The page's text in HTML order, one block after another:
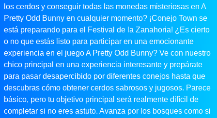
los cerdos y conseguir todas las monedas misteriosas en A
Pretty Odd Bunny en cualquier momento? ¡Conejo Town se
está preparando para el Festival de la Zanahoria! ¿Es cierto
o no que estás listo para participar en una emocionante
experiencia en el juego A Pretty Odd Bunny? Ve con nuestro
chico principal en una experiencia interesante y prepárate
para pasar desapercibido por diferentes conejos hasta que
descubras cómo obtener cerdos sabrosos y jugosos. Parece
básico, pero tu objetivo principal será realmente difícil de
completar si no eres astuto. Avanza por los bosques como si